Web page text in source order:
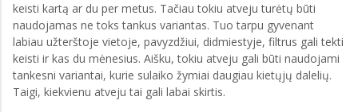
keisti kartą ar du per metus. Tačiau tokiu atveju turėtų būti
naudojamas ne toks tankus variantas. Tuo tarpu gyvenant
labiau užterštoje vietoje, pavyzdžiui, didmiestyje, filtrus gali tekti
keisti ir kas du mėnesius. Aišku, tokiu atveju gali būti naudojami
tankesni variantai, kurie sulaiko žymiai daugiau kietųjų dalelių.
Taigi, kiekvienu atveju tai gali labai skirtis.